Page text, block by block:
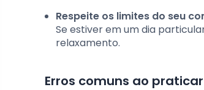
Respeite os limites do seu
Se estiver em um dia
relaxamento.
Erros comuns ao